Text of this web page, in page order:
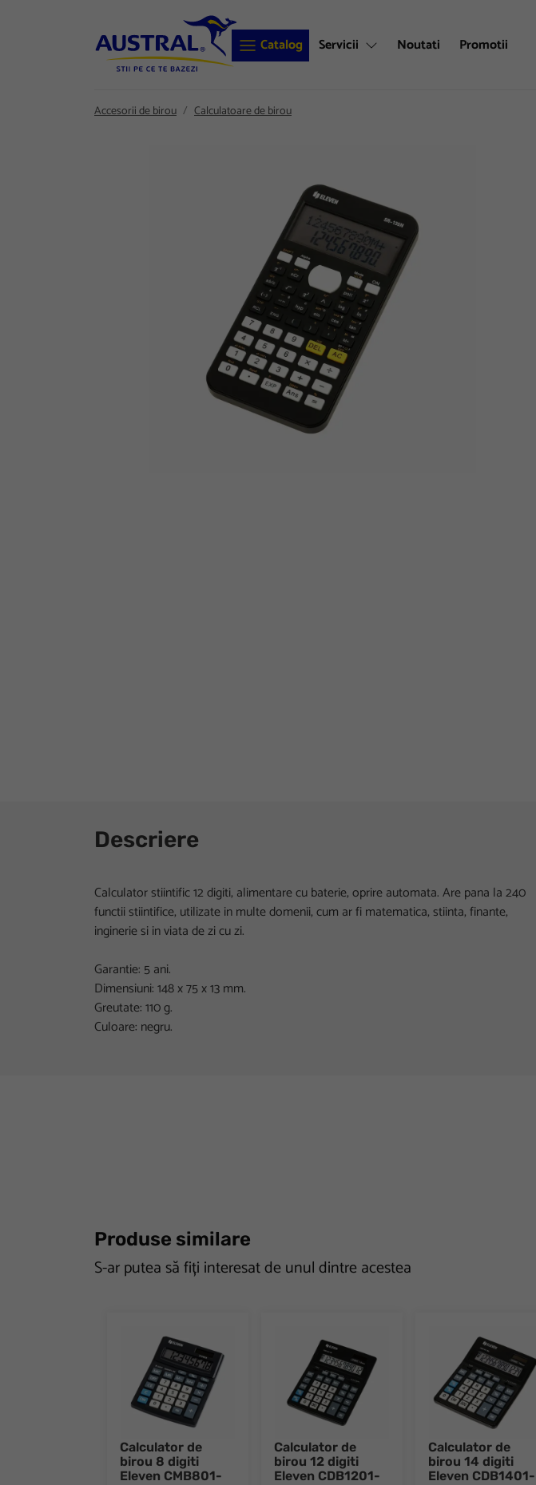
Catalog Servicii Noutati Promotii
Accesorii de birou Calculatoare de birou
Descriere
Calculator stiintific 12 digiti, alimentare cu baterie, oprire automata. Are pana la 240
functii stiintifice, utilizate in multe domenii, cum ar fi matematica, stiinta, finante,
inginerie si in viata de zi cu zi.
Garantie: 5 ani.
Dimensiuni: 148 x 75 x 13 mm.
Greutate: 110 g.
Culoare: negru.
Produse similare
S-ar putea să fiți interesat de unul dintre acestea
Calculator de
birou 8 digiti
Eleven CMB801-
Calculator de
birou 12 digiti
Eleven CDB1201-
Calculator de
birou 14 digiti
Eleven CDB1401-